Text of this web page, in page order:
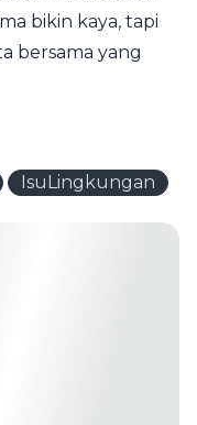
bikin kaya, tapi
bersama yang
IsuLingkungan